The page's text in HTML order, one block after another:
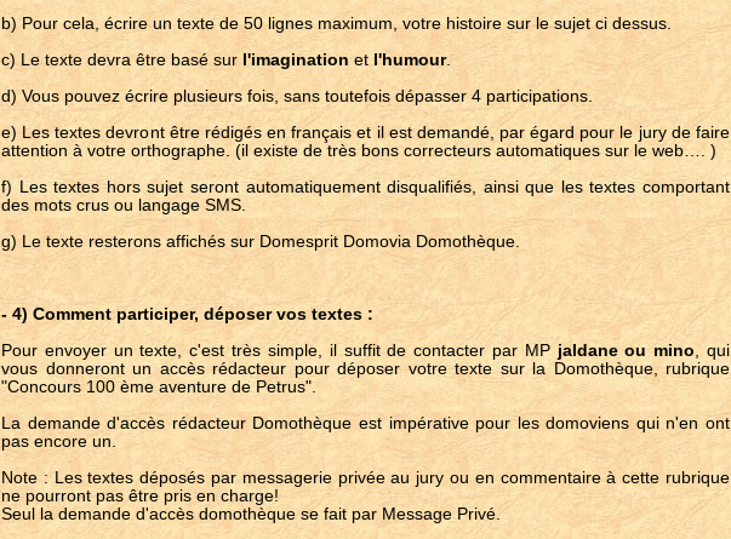
b) Pour cela, écrire un texte de 50 lignes maximum, votre histoire sur le sujet ci dessus.
c) Le texte devra être basé sur l'imagination et l'humour.
d) Vous pouvez écrire plusieurs fois, sans toutefois dépasser 4 participations.
e) Les textes devront être rédigés en français et il est demandé, par égard pour le jury de faire
attention à votre orthographe. (il existe de très bons correcteurs automatiques sur le web…. )
f) Les textes hors sujet seront automatiquement disqualifiés, ainsi que les textes comportant
des mots crus ou langage SMS.
g) Le texte resterons affichés sur Domesprit Domovia Domothèque.
- 4) Comment participer, déposer vos textes :
Pour envoyer un texte, c'est très simple, il suffit de contacter par MP jaldane ou mino , qui
vous donneront un accès rédacteur pour déposer votre texte sur la Domothèque, rubrique
"Concours 100 ème aventure de Petrus".
La demande d'accès rédacteur Domothèque est impérative pour les domoviens qui n'en ont
pas encore un.
Note : Les textes déposés par messagerie privée au jury ou en commentaire à cette rubrique
ne pourront pas être pris en charge!
Seul la demande d'accès domothèque se fait par Message Privé.